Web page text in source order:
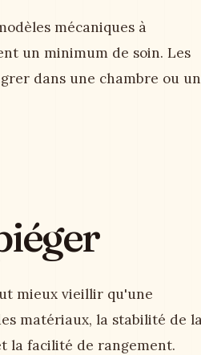
mécaniques à
un minimum de soin. Les
dans une chambre ou un
mieux vieillir qu'une
matériaux, la stabilité de
la facilité de rangement.